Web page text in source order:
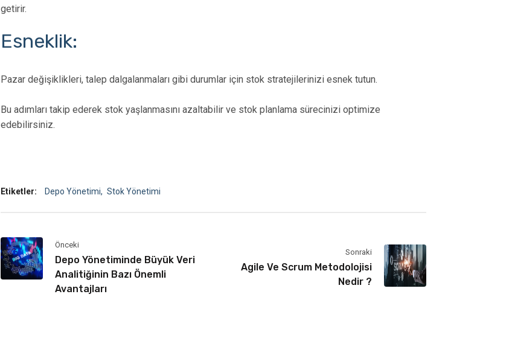
getirir.
Esneklik:
Pazar değişiklikleri, talep dalgalanmaları gibi durumlar için stok stratejilerinizi esnek tutun.
Bu adımları takip ederek stok yaşlanmasını azaltabilir ve stok planlama sürecinizi optimize
edebilirsiniz.
Etiketler: Depo Yönetimi Stok Yönetimi
Önceki
Depo Yönetiminde Büyük Veri
Analitiğinin Bazı Önemli
Avantajları
Sonraki
Agile Ve Scrum Metodolojisi
Nedir ?